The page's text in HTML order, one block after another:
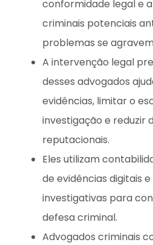
conformidade legal e
criminais potenciais
problemas se
A intervenção legal
desses advogados
evidências, limitar o
investigação e reduzir
reputacionais.
Eles utilizam
de evidências digitais
investigativas para
defesa criminal.
Advogados criminais